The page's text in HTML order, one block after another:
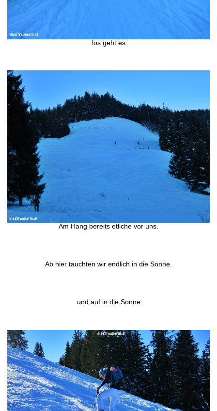
los geht es
Am Hang bereits etliche vor uns.
Ab hier tauchten wir endlich in die Sonne.
und auf in die Sonne